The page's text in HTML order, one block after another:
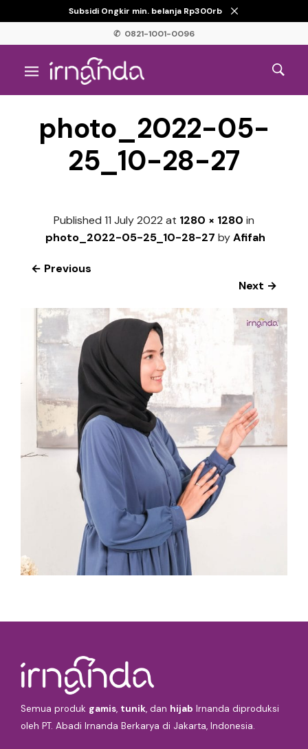
Subsidi Ongkir min. belanja Rp300rb
✆ 0821-1001-0096
photo_2022-05-
25_10-28-27
Published 11 July 2022 at 1280 × 1280 in
photo_2022-05-25_10-28-27 byAfifah
← Previous
Next →
Semua produk gamis, tunik, dan hijab Irnanda diproduksi
oleh PT. Abadi Irnanda Berkarya di Jakarta, Indonesia.